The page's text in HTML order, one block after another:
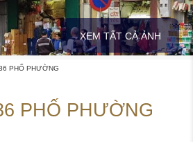
XEM TẤT CẢ ẢNH
PHỐ PHƯỜNG
PHỐ PHƯỜNG